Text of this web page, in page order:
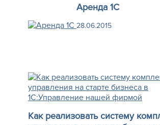
Аренда 1С
28.06.2015
Как реализовать систему